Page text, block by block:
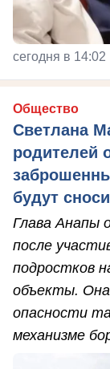
сегодня в 14:02
Общество
Светлана
родителей
будут
Глава Анапы
после
подростков
объекты.
опасности
механизме